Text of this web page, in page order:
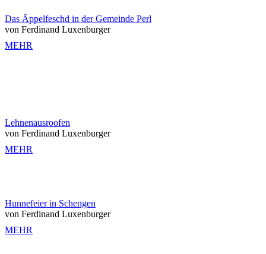
Das Äppelfeschd in der Gemeinde Perl
von Ferdinand Luxenburger
MEHR
Lehnenausroofen
von Ferdinand Luxenburger
MEHR
Hunnefeier in Schengen
von Ferdinand Luxenburger
MEHR